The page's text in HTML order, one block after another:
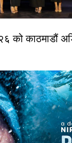
को काठमाडौं